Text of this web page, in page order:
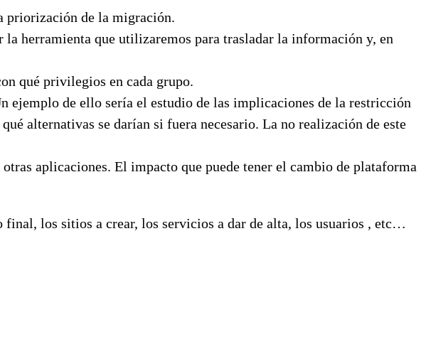
priorización de la migración.
herramienta que utilizaremos para trasladar la información y, en
qué privilegios en cada grupo.
ejemplo de ello sería el estudio de las implicaciones de la restricción
alternativas se darían si fuera necesario. La no realización de este
aplicaciones. El impacto que puede tener el cambio de plataforma
los sitios a crear, los servicios a dar de alta, los usuarios , etc…